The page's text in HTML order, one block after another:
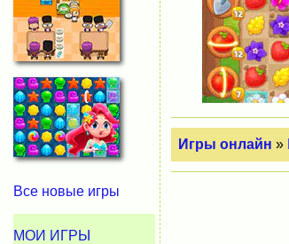
Игры онлайн »
Все новые игры
МОИ ИГРЫ